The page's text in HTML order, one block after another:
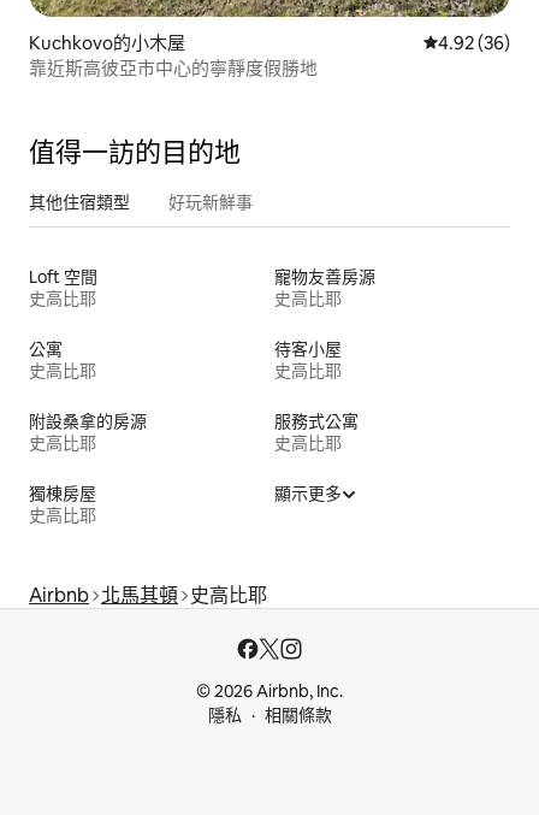
Kuchkovo的小木屋 從 36 則評價
4.92 (36)
靠近斯高彼亞市中心的寧靜度假勝地
值得一訪的目的地
其他住宿類型 好玩新鮮事
Loft 空間
史高比耶
寵物友善房源
史高比耶
公寓
史高比耶
待客小屋
史高比耶
附設桑拿的房源
史高比耶
服務式公寓
史高比耶
獨棟房屋
史高比耶
顯示更多
Airbnb 北馬其頓 史高比耶
© 2026 Airbnb, Inc.
隱私
相關條款